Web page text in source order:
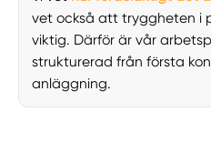
vet också att tryggheten i
viktig. Därför är vår
strukturerad från första
anläggning.